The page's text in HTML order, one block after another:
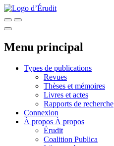
Menu principal
Types de publications
Revues
Thèses et mémoires
Livres et actes
Rapports de recherche
Connexion
À propos À propos
Érudit
Coalition Publica